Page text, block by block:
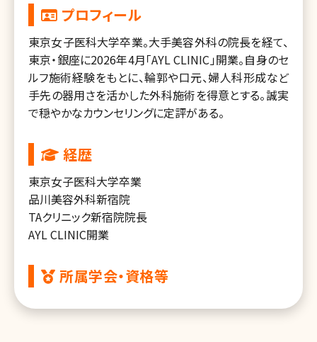
プロフィール
東京女子医科大学卒業。大手美容外科の院長を経て、
東京・銀座に2026年4月「AYL CLINIC」開業。自身のセ
ルフ施術経験をもとに、輪郭や口元、婦人科形成など
手先の器用さを活かした外科施術を得意とする。誠実
で穏やかなカウンセリングに定評がある。
経歴
東京女子医科大学卒業
品川美容外科新宿院
TAクリニック新宿院院長
AYL CLINIC開業
所属学会・資格等